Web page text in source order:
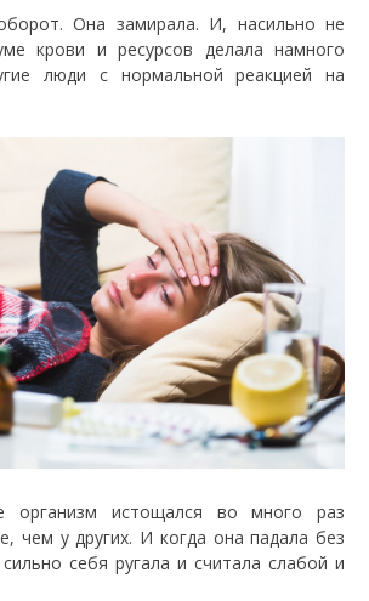
Она замирала. И, насильно не
крови и ресурсов делала намного
люди с нормальной реакцией на
организм истощался во много раз
чем у других. И когда она падала без
себя ругала и считала слабой и